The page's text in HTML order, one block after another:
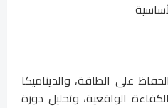
على الطاقة، والديناميكا
الواقعية، وتحليل دورة